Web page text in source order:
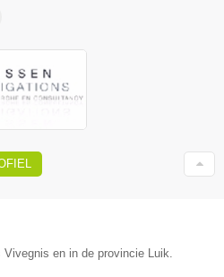
en in de provincie Luik.